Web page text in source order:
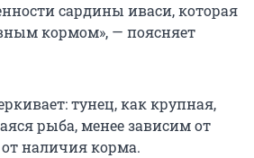
сардины иваси, которая
кормом», — поясняет
тунец, как крупная,
рыба, менее зависим от
наличия корма.